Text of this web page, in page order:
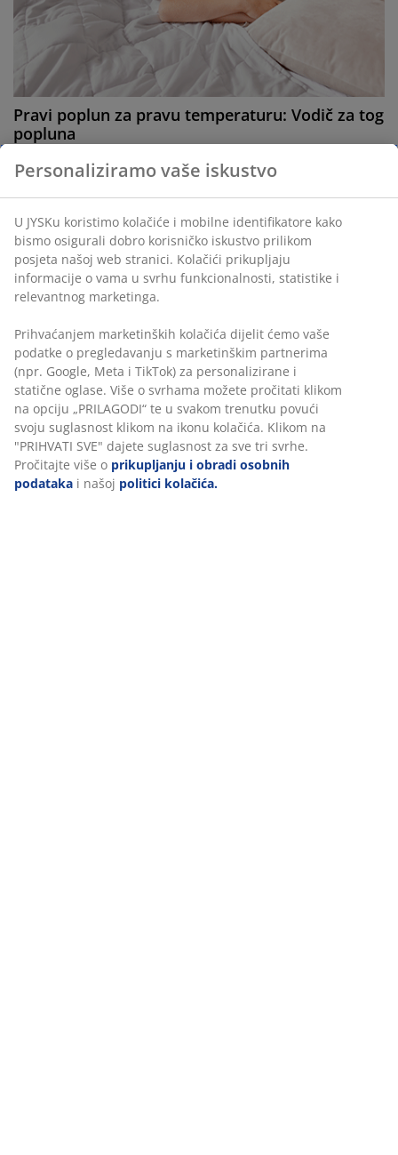
Pravi poplun za pravu temperaturu: Vodič za tog
popluna
Saznajte više o pravom ljetnom i zimskom poplunu.
Koliko košta poplun?
Personaliziramo vaše iskustvo
U JYSKu koristimo kolačiće i mobilne identifikatore kako
bismo osigurali dobro korisničko iskustvo prilikom
posjeta našoj web stranici. Kolačići prikupljaju
informacije o vama u svrhu funkcionalnosti, statistike i
relevantnog marketinga.
Prihvaćanjem marketinških kolačića dijelit ćemo vaše
podatke o pregledavanju s marketinškim partnerima
(npr. Google, Meta i TikTok) za personalizirane i
statične oglase. Više o svrhama možete pročitati klikom
na opciju „PRILAGODI“ te u svakom trenutku povući
svoju suglasnost klikom na ikonu kolačića. Klikom na
"PRIHVATI SVE" dajete suglasnost za sve tri svrhe.
Pročitajte više o prikupljanju i obradi osobnih
podataka i našoj politici kolačića.